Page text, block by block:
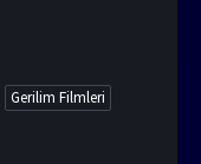
Gerilim Filmleri